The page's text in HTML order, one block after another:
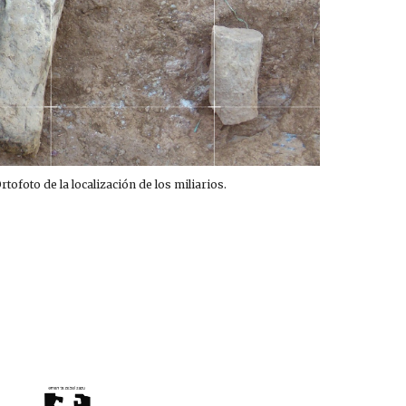
de la localización de los miliarios.